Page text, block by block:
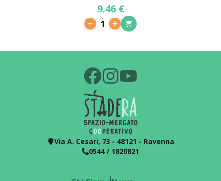
9.46 €
1
Via A. Cesari, 73 - 48121 - Ravenna
0544 / 1820821